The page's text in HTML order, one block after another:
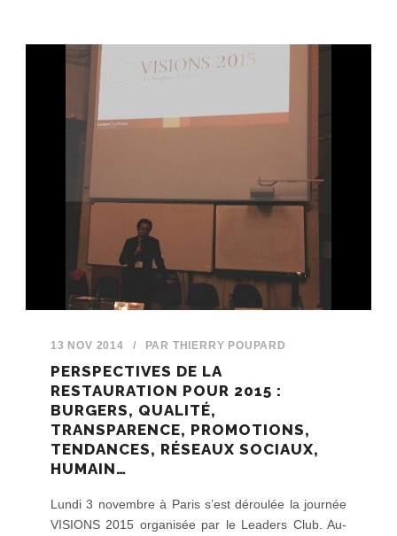
13 NOV 2014 / PAR THIERRY POUPARD
PERSPECTIVES DE LA
RESTAURATION POUR 2015 :
BURGERS, QUALITÉ,
TRANSPARENCE, PROMOTIONS,
TENDANCES, RÉSEAUX SOCIAUX,
HUMAIN…
Lundi 3 novembre à Paris s’est déroulée la journée
VISIONS 2015 organisée par le Leaders Club. Au-